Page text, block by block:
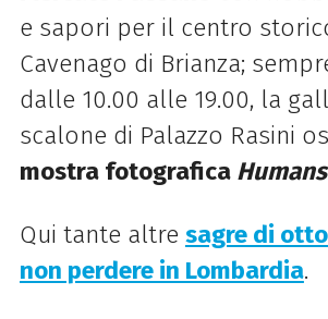
e sapori per il centro
Cavenago di Brianza;
dalle 10.00 alle 19.00, la
scalone di Palazzo Rasini
mostra fotografica
Qui tante altre sagre di
non perdere in Lombardia.